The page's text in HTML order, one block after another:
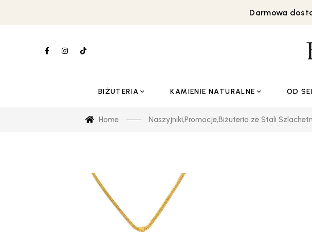
Darmowa
BIŻUTERIA KAMIENIE NATURALNE OD
Home Naszyjniki,Promocje,Biżuteria ze Stali